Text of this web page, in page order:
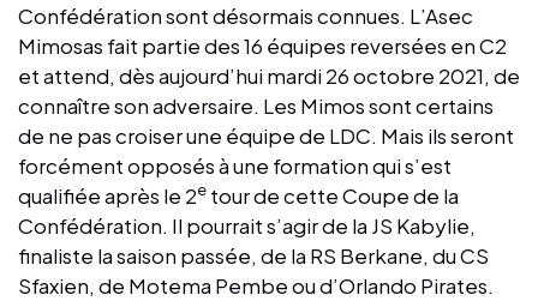
Confédération sont désormais connues. L’Asec
Mimosas fait partie des 16 équipes reversées en C2
et attend, dès aujourd’hui mardi 26 octobre 2021, de
connaître son adversaire. Les Mimos sont certains
de ne pas croiser une équipe de LDC. Mais ils seront
forcément opposés à une formation qui s’est
qualifiée après le 2e tour de cette Coupe de la
Confédération. Il pourrait s’agir de la JS Kabylie,
finaliste la saison passée, de la RS Berkane, du CS
Sfaxien, de Motema Pembe ou d’Orlando Pirates.